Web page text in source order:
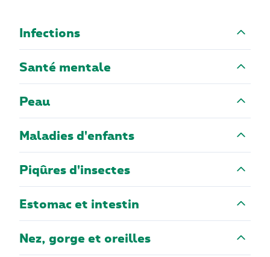
Infections
Santé mentale
Peau
Maladies d'enfants
Piqûres d'insectes
Estomac et intestin
Nez, gorge et oreilles